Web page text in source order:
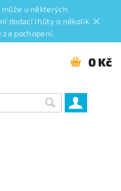
u některých
dodací lhůty o několik
za pochopení.
0 Kč